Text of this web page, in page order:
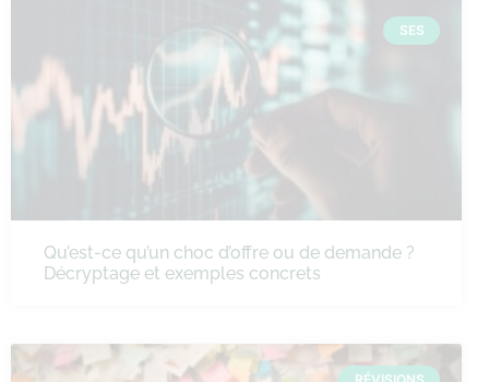
SES
Qu’est-ce qu’un choc d’offre ou de demande ?
Décryptage et exemples concrets